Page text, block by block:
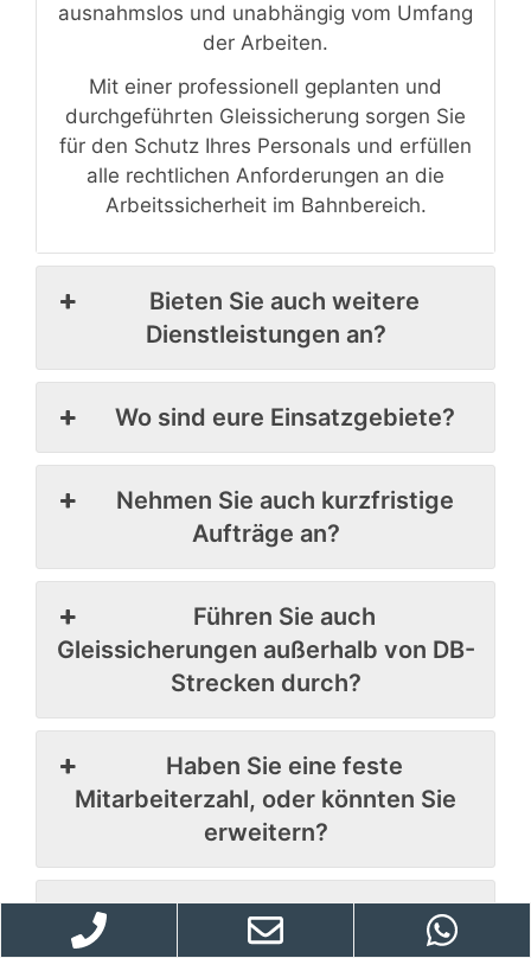
ausnahmslos und unabhängig vom Umfang
der Arbeiten.
Mit einer professionell geplanten und
durchgeführten Gleissicherung sorgen Sie
für den Schutz Ihres Personals und erfüllen
alle rechtlichen Anforderungen an die
Arbeitssicherheit im Bahnbereich.
Bieten Sie auch weitere
Dienstleistungen an?
Wo sind eure Einsatzgebiete?
Nehmen Sie auch kurzfristige
Aufträge an?
Führen Sie auch
Gleissicherungen außerhalb von DB-
Strecken durch?
Haben Sie eine feste
Mitarbeiterzahl, oder könnten Sie
erweitern?
Unterstützen Sie auch bei der
Planung der